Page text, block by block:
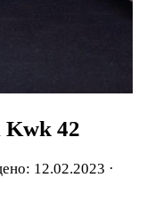
Kwk 42
12.02.2023 ·